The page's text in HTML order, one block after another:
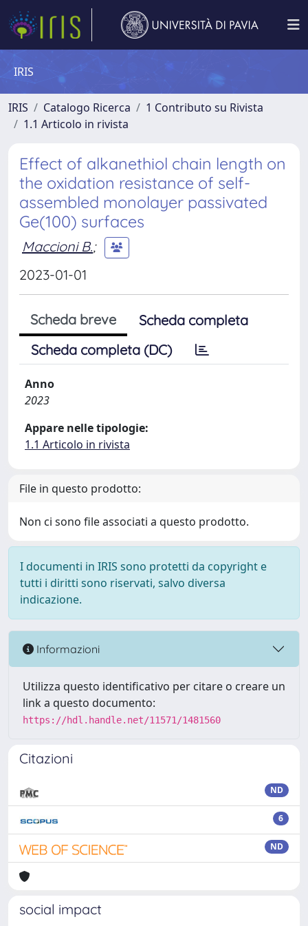
IRIS
IRIS Catalogo Ricerca
1 Contributo su Rivista
1.1 Articolo in rivista
Effect of alkanethiol chain length on
the oxidation resistance of self-
assembled monolayer passivated
Ge(100) surfaces
Maccioni B.;
2023-01-01
Scheda breve
Scheda completa
Scheda completa (DC)
Anno
2023
Appare nelle tipologie:
1.1 Articolo in rivista
File in questo prodotto:
Non ci sono file associati a questo prodotto.
I documenti in IRIS sono protetti da copyright e
tutti i diritti sono riservati, salvo diversa
indicazione.
Informazioni
Utilizza questo identificativo per citare o creare un
link a questo documento:
https://hdl.handle.net/11571/1481560
Citazioni
ND
6
ND
social impact